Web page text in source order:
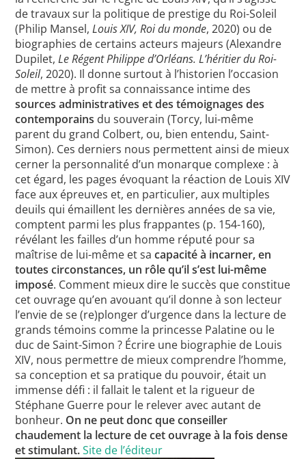
de travaux sur la politique de prestige du Roi-Soleil
(Philip Mansel,Louis XIV, Roi du monde, 2020) ou de
biographies de certains acteurs majeurs (Alexandre
Dupilet,Le Régent Philippe d’Orléans. L’héritier du Roi-
Soleil, 2020). Il donne surtout à l’historien l’occasion
de mettre à profit sa connaissance intime des
sources administratives et des témoignages des
contemporains du souverain (Torcy, lui-même
parent du grand Colbert, ou, bien entendu, Saint-
Simon). Ces derniers nous permettent ainsi de mieux
cerner la personnalité d’un monarque complexe : à
cet égard, les pages évoquant la réaction de Louis XIV
face aux épreuves et, en particulier, aux multiples
deuils qui émaillent les dernières années de sa vie,
comptent parmi les plus frappantes (p. 154-160),
révélant les failles d’un homme réputé pour sa
maîtrise de lui-même et sacapacité à incarner, en
toutes circonstances, un rôle qu’il s’est lui-même
imposé. Comment mieux dire le succès que constitue
cet ouvrage qu’en avouant qu’il donne à son lecteur
l’envie de se (re)plonger d’urgence dans la lecture de
grands témoins comme la princesse Palatine ou le
duc de Saint-Simon ? Écrire une biographie de Louis
XIV, nous permettre de mieux comprendre l’homme,
sa conception et sa pratique du pouvoir, était un
immense défi : il fallait le talent et la rigueur de
Stéphane Guerre pour le relever avec autant de
bonheur. On ne peut donc que conseiller
chaudement la lecture de cet ouvrage à la fois dense
et stimulant. Site de l’éditeur